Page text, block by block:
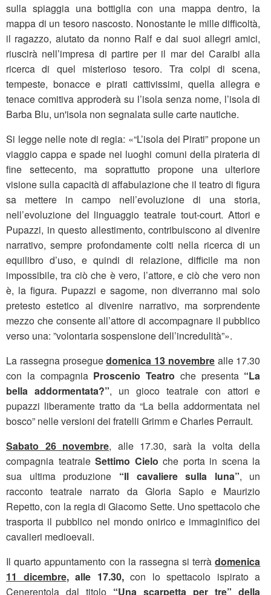
sulla spiaggia una bottiglia con una mappa dentro, la
mappa di un tesoro nascosto. Nonostante le mille difficoltà,
il ragazzo, aiutato da nonno Ralf e dai suoi allegri amici,
riuscirà nell’impresa di partire per il mar dei Caraibi alla
ricerca di quel misterioso tesoro. Tra colpi di scena,
tempeste, bonacce e pirati cattivissimi, quella allegra e
tenace comitiva approderà su l’isola senza nome, l’isola di
Barba Blu, un'isola non segnalata sulle carte nautiche.
Si legge nelle note di regia: «“L’isola dei Pirati” propone un
viaggio cappa e spade nei luoghi comuni della pirateria di
fine settecento, ma soprattutto propone una ulteriore
visione sulla capacità di affabulazione che il teatro di figura
sa mettere in campo nell’evoluzione di una storia,
nell’evoluzione del linguaggio teatrale tout-court. Attori e
Pupazzi, in questo allestimento, contribuiscono al divenire
narrativo, sempre profondamente colti nella ricerca di un
equilibro d’uso, e quindi di relazione, difficile ma non
impossibile, tra ciò che è vero, l’attore, e ciò che vero non
è, la figura. Pupazzi e sagome, non diverranno mai solo
pretesto estetico al divenire narrativo, ma sorprendente
mezzo che consente all’attore di accompagnare il pubblico
verso una: ”volontaria sospensione dell’incredulità”».
La rassegna proseguedomenica 13 novembrealle 17.30
con la compagnia Proscenio Teatro che presenta “La
bella addormentata?”, un gioco teatrale con attori e
pupazzi liberamente tratto da “La bella addormentata nel
bosco” nelle versioni dei fratelli Grimm e Charles Perrault.
Sabato 26 novembre, alle 17.30, sarà la volta della
compagnia teatraleSettimo Cieloche porta in scena la
sua ultima produzione “Il cavaliere sulla luna”, un
racconto teatrale narrato da Gloria Sapio e Maurizio
Repetto, con la regia di Giacomo Sette. Uno spettacolo che
trasporta il pubblico nel mondo onirico e immaginifico dei
cavalieri medioevali.
Il quarto appuntamento con la rassegna si terràdomenica
11 dicembre, alle 17.30,con lo spettacolo ispirato a
Cenerentola dal titolo “Una scarpetta per tre” della